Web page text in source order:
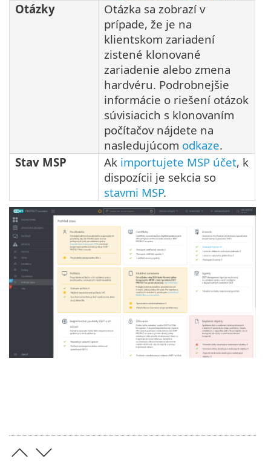
Otázky
Otázka sa zobrazí v
prípade, že je na
klientskom zariadení
zistené klonované
zariadenie alebo zmena
hardvéru. Podrobnejšie
informácie o riešení otázok
súvisiacich s klonovaním
počítačov nájdete na
nasledujúcom odkaze.
Stav MSP
Ak importujete MSP účet, k
dispozícii je sekcia so
stavmi MSP.